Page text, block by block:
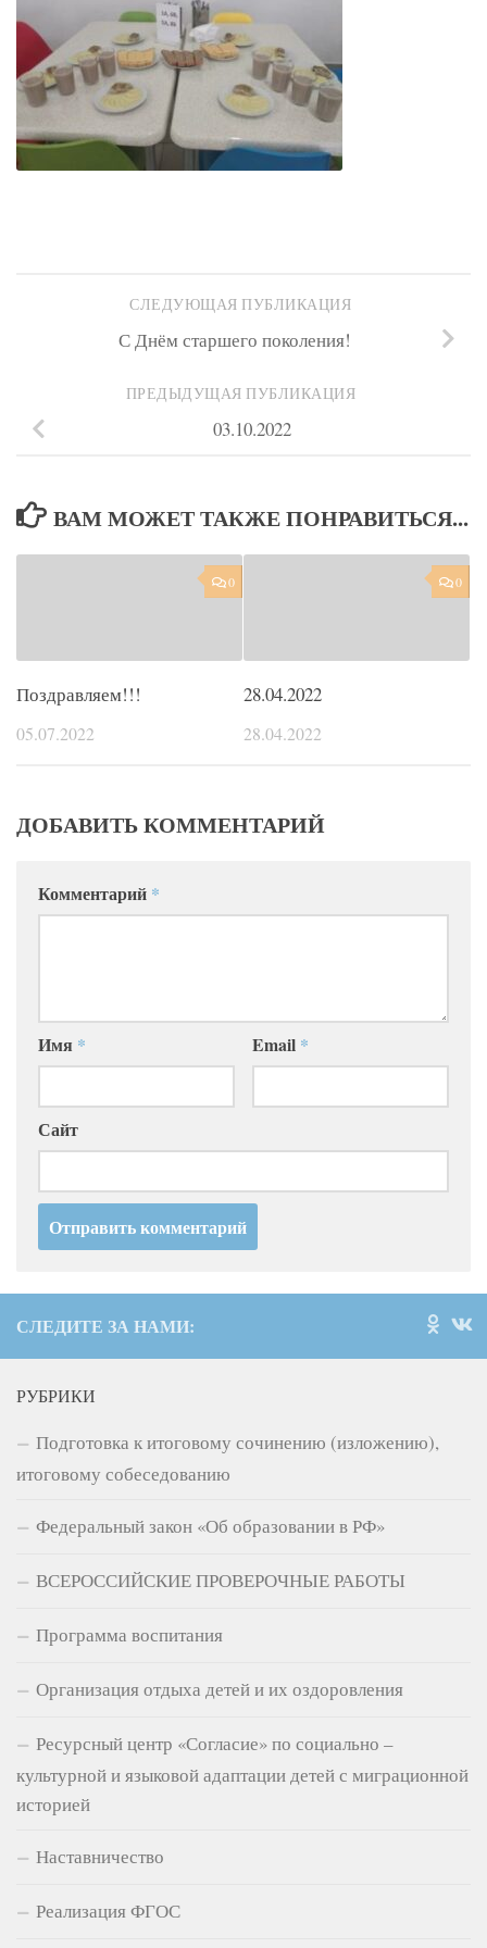
СЛЕДУЮЩАЯ ПУБЛИКАЦИЯ
С Днём старшего поколения!
ПРЕДЫДУЩАЯ ПУБЛИКАЦИЯ
03.10.2022
ВАМ МОЖЕТ ТАКЖЕ ПОНРАВИТЬСЯ...
0
Поздравляем!!!
05.07.2022
0
28.04.2022
28.04.2022
ДОБАВИТЬ КОММЕНТАРИЙ
Комментарий *
Имя * Email *
Сайт
СЛЕДИТЕ ЗА НАМИ:
РУБРИКИ
Подготовка к итоговому сочинению (изложению),
итоговому собеседованию
Федеральный закон «Об образовании в РФ»
ВСЕРОССИЙСКИЕ ПРОВЕРОЧНЫЕ РАБОТЫ
Программа воспитания
Организация отдыха детей и их оздоровления
Ресурсный центр «Согласие» по социально –
культурной и языковой адаптации детей с миграционной
историей
Наставничество
Реализация ФГОС